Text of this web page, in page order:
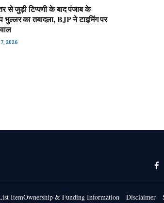
से जुड़ी टिप्पणी के बाद पंजाब के
भुल्लर का तबादला, BJP ने टाइमिंग पर
7, 2026
ItemOwnership & Funding Information Disclaimer